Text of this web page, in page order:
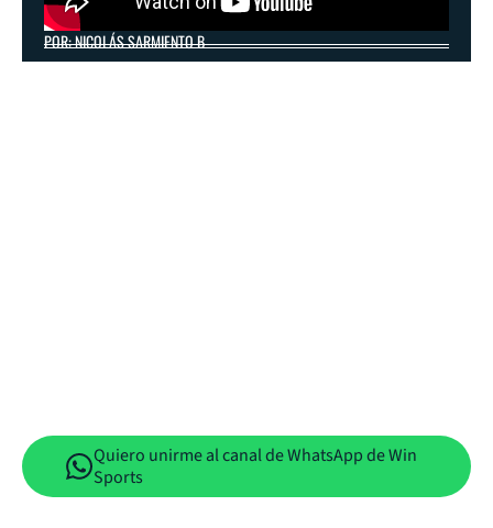
POR: NICOLÁS SARMIENTO B
Quiero unirme al canal de WhatsApp de Win
Sports